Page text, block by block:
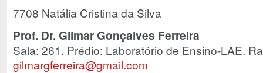
7708 Natália Cristina da Silva
Prof. Dr. Gilmar Gonçalves Ferreira
Sala: 261. Prédio: Laboratório de Ensino-LAE.
gilmargferreira@gmail.com